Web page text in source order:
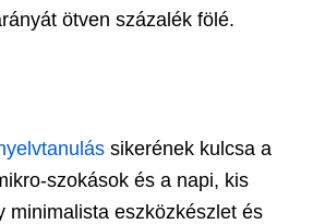
ötven százalék fölé.
sikerének kulcsa a
szokások és a napi, kis
minimalista eszközkészlet és